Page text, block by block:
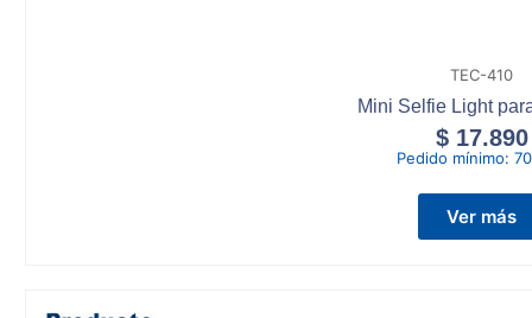
TEC-410
Mini Selfie Light
$17.890
Pedido mínimo:
Ver más